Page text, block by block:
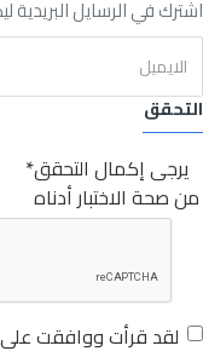
اشترك في الرسايل البريدية
التحقق
يرجى إكمال التحقق
من صحة الاختبار أدناه
لقد قرأت ووافقت على